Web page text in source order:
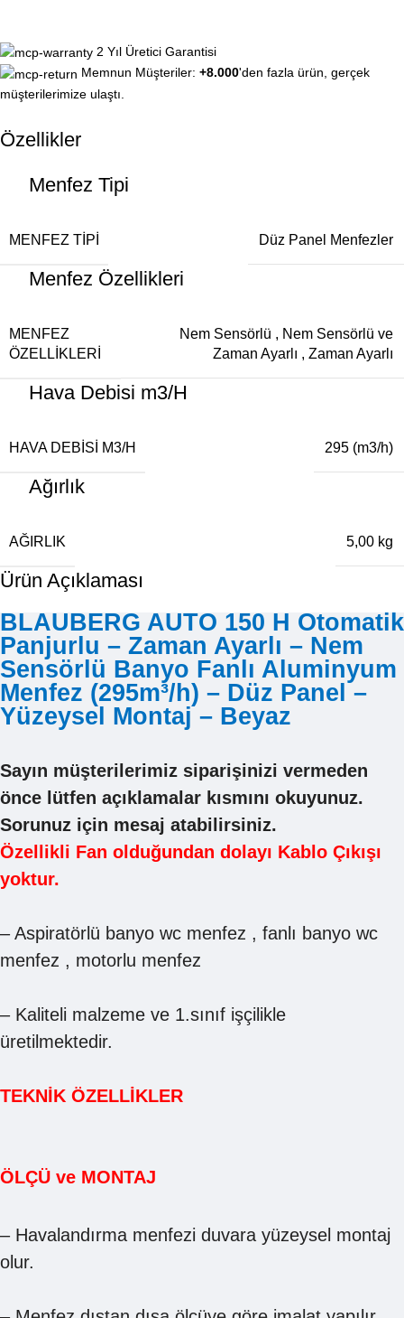
2 Yıl Üretici Garantisi
Memnun Müşteriler: +8.000'den fazla ürün, gerçek
müşterilerimize ulaştı.
Özellikler
Menfez Tipi
MENFEZ TIPI Düz Panel Menfezler
Menfez Özellikleri
MENFEZ
ÖZELLIKLERI
Nem Sensörlü , Nem Sensörlü ve
Zaman Ayarlı , Zaman Ayarlı
Hava Debisi m3/H
HAVA DEBISI M3/H 295 (m3/h)
Ağırlık
AĞIRLIK 5,00 kg
Ürün Açıklaması
BLAUBERG AUTO 150 H Otomatik
Panjurlu – Zaman Ayarlı – Nem
Sensörlü Banyo Fanlı Aluminyum
Menfez (295m³/h) – Düz Panel –
Yüzeysel Montaj – Beyaz
Sayın müşterilerimiz siparişinizi vermeden
önce lütfen açıklamalar kısmını okuyunuz.
Sorunuz için mesaj atabilirsiniz.
Özellikli Fan olduğundan dolayı Kablo Çıkışı
yoktur.
– Aspiratörlü banyo wc menfez , fanlı banyo wc
menfez , motorlu menfez
– Kaliteli malzeme ve 1.sınıf işçilikle
üretilmektedir.
TEKNİK ÖZELLİKLER
ÖLÇÜ ve MONTAJ
– Havalandırma menfezi duvara yüzeysel montaj
olur.